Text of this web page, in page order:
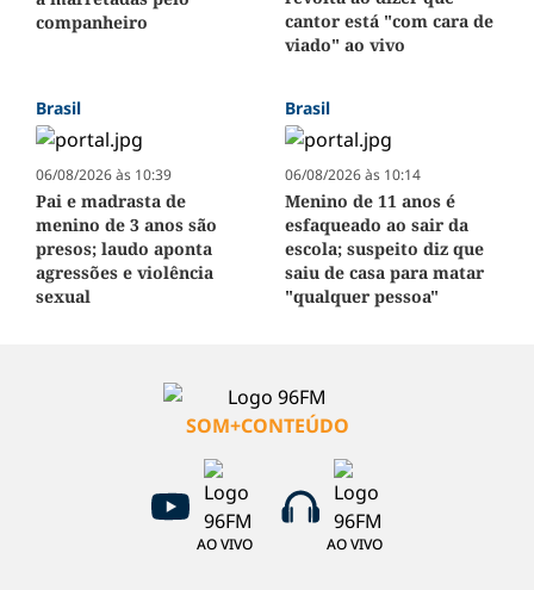
companheiro
cantor está "com cara de
viado" ao vivo
Brasil
06/08/2026 às 10:39
Pai e madrasta de
menino de 3 anos são
presos; laudo aponta
agressões e violência
sexual
Brasil
06/08/2026 às 10:14
Menino de 11 anos é
esfaqueado ao sair da
escola; suspeito diz que
saiu de casa para matar
"qualquer pessoa"
SOM+CONTEÚDO
AO VIVO AO VIVO